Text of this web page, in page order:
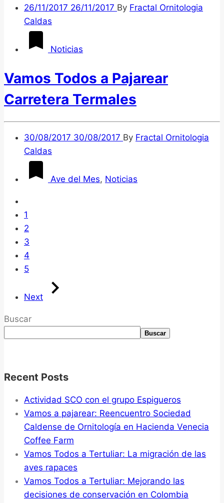
26/11/2017 26/11/2017 By Fractal Ornitologia
Caldas
Noticias
Vamos Todos a Pajarear
Carretera Termales
30/08/2017 30/08/2017 By Fractal Ornitologia
Caldas
Ave del Mes, Noticias
1
2
3
4
5
Next
Buscar
Buscar
Recent Posts
Actividad SCO con el grupo Espigueros
Vamos a pajarear: Reencuentro Sociedad
Caldense de Ornitología en Hacienda Venecia
Coffee Farm
Vamos Todos a Tertuliar: La migración de las
aves rapaces
Vamos Todos a Tertuliar: Mejorando las
decisiones de conservación en Colombia